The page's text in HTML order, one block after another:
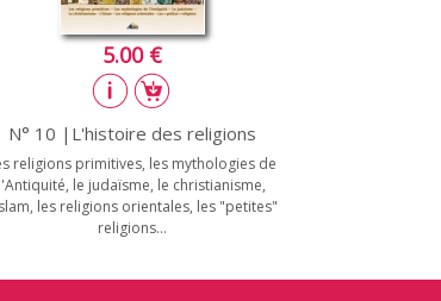
5.00 €
N° 10 |L'histoire des religions
religions primitives, les mythologies de
l'Antiquité, le judaïsme, le christianisme,
les religions orientales, les "petites"
religions...